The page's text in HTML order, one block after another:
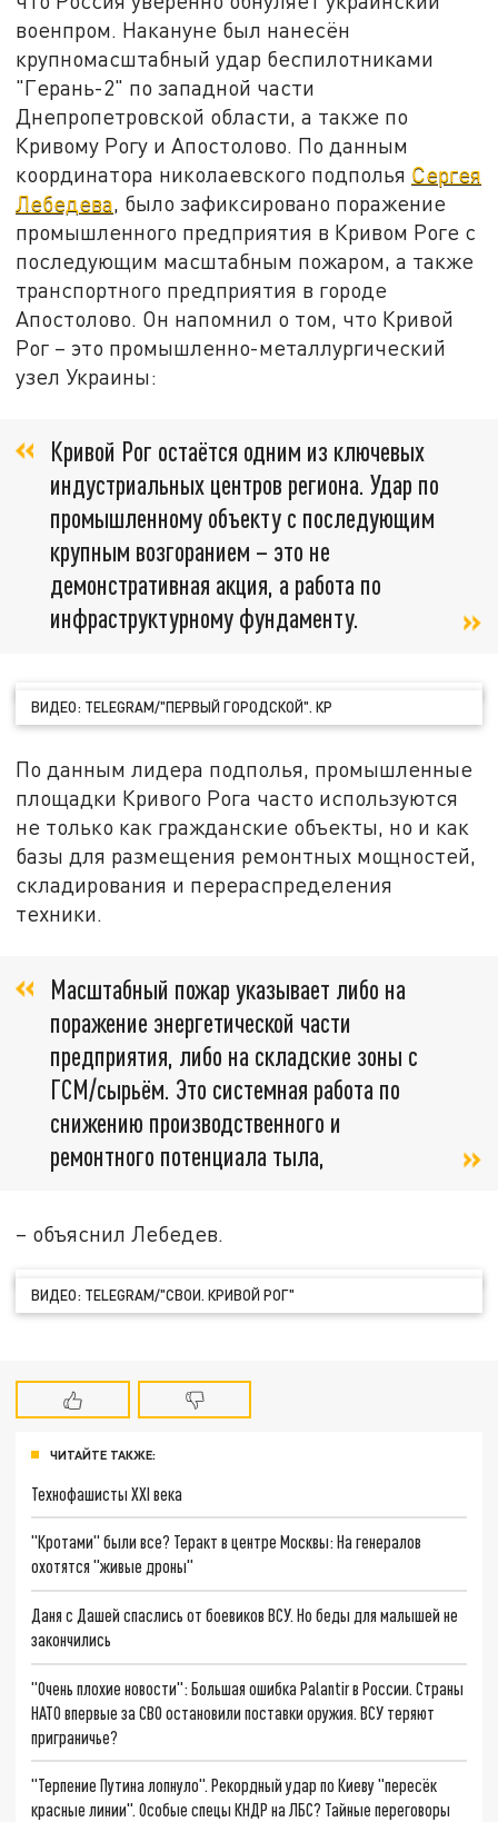
военпром. Накануне был нанесён
крупномасштабный удар беспилотниками
"Герань-2" по западной части
Днепропетровской области, а также по
Кривому Рогу и Апостолово. По данным
координатора николаевского подполья Сергея
Лебедева, было зафиксировано поражение
промышленного предприятия в Кривом Роге с
последующим масштабным пожаром, а также
транспортного предприятия в городе
Апостолово. Он напомнил о том, что Кривой
Рог – это промышленно-металлургический
узел Украины:
Кривой Рог остаётся одним из ключевых
индустриальных центров региона. Удар по
промышленному объекту с последующим
крупным возгоранием – это не
демонстративная акция, а работа по
инфраструктурному фундаменту.
ВИДЕО: TELEGRAM/"ПЕРВЫЙ ГОРОДСКОЙ". КР
По данным лидера подполья, промышленные
площадки Кривого Рога часто используются
не только как гражданские объекты, но и как
базы для размещения ремонтных мощностей,
складирования и перераспределения
техники.
Масштабный пожар указывает либо на
поражение энергетической части
предприятия, либо на складские зоны с
ГСМ/сырьём. Это системная работа по
снижению производственного и
ремонтного потенциала тыла,
– объяснил Лебедев.
ВИДЕО: TELEGRAM/"СВОИ. КРИВОЙ РОГ"
ЧИТАЙТЕ ТАКЖЕ:
Технофашисты XXI века
"Кротами" были все? Теракт в центре Москвы: На генералов
охотятся "живые дроны"
Даня с Дашей спаслись от боевиков ВСУ. Но беды для малышей не
закончились
"Очень плохие новости": Большая ошибка Palantir в России. Страны
НАТО впервые за СВО остановили поставки оружия. ВСУ теряют
приграничье?
"Терпение Путина лопнуло". Рекордный удар по Киеву "пересёк
красные линии". Особые спецы КНДР на ЛБС? Тайные переговоры